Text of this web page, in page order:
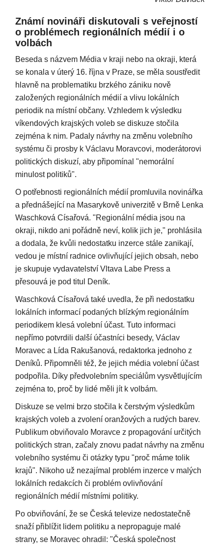
Známí novináři diskutovali s veřejností
o problémech regionálních médií i o
volbách
Beseda s názvem Média v kraji nebo na okraji, která
se konala v úterý 16. října v Praze, se měla soustředit
hlavně na problematiku brzkého zániku nově
založených regionálních médií a vlivu lokálních
periodik na místní občany. Vzhledem k výsledku
víkendových krajských voleb se diskuze stočila
zejména k nim. Padaly návrhy na změnu volebního
systému či prosby k Václavu Moravcovi, moderátorovi
politických diskuzí, aby připomínal "nemorální
minulost politiků".
O potřebnosti regionálních médií promluvila novinářka
a přednášející na Masarykově univerzitě v Brně Lenka
Waschková Císařová. "Regionální média jsou na
okraji, nikdo ani pořádně neví, kolik jich je," prohlásila
a dodala, že kvůli nedostatku inzerce stále zanikají,
vedou je místní radnice ovlivňující jejich obsah, nebo
je skupuje vydavatelství Vltava Labe Press a
přesouvá je pod titul Deník.
Waschková Císařová také uvedla, že při nedostatku
lokálních informací podaných blízkým regionálním
periodikem klesá volební účast. Tuto informaci
nepřímo potvrdili další účastníci besedy, Václav
Moravec a Lída Rakušanová, redaktorka jednoho z
Deníků. Připomněli též, že jejich média volební účast
podpořila. Díky předvolebním speciálům vysvětlujícím
zejména to, proč by lidé měli jít k volbám.
Diskuze se velmi brzo stočila k čerstvým výsledkům
krajských voleb a zvolení oranžových a rudých barev.
Publikum obviňovalo Moravce z propagování určitých
politických stran, začaly znovu padat návrhy na změnu
volebního systému či otázky typu "proč máme tolik
krajů". Nikoho už nezajímal problém inzerce v malých
lokálních redakcích či problém ovlivňování
regionálních médií místními politiky.
Po obviňování, že se Česká televize nedostatečně
snaží přiblížit lidem politiku a nepropaguje malé
strany, se Moravec ohradil: "Česká společnost